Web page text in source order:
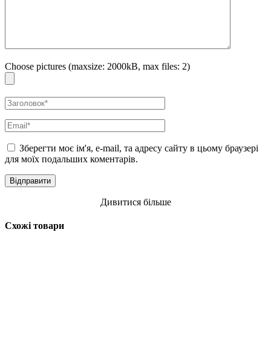
Choose pictures (maxsize: 2000kB, max files: 2)
Зберегти моє ім'я, e-mail, та адресу сайту в цьому браузері
для моїх подальших коментарів.
Дивитися більше
Схожі товари